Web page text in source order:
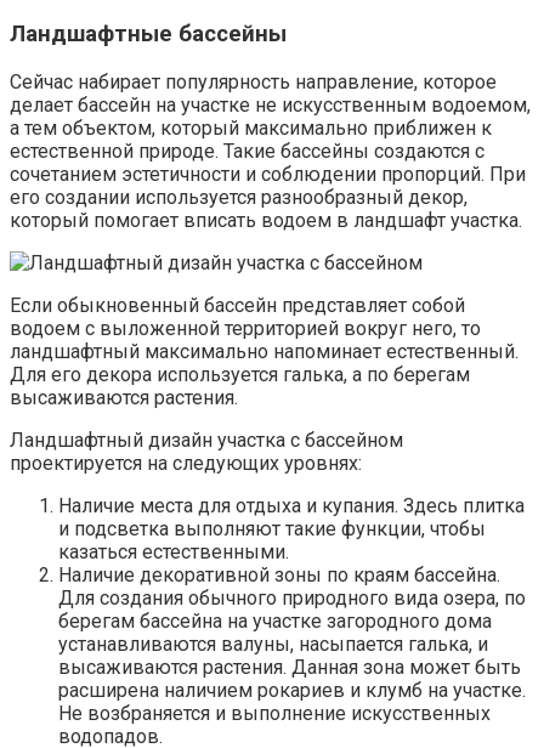
Ландшафтные бассейны
Сейчас набирает популярность направление, которое
делает бассейн на участке не искусственным водоемом,
а тем объектом, который максимально приближен к
естественной природе. Такие бассейны создаются с
сочетанием эстетичности и соблюдении пропорций. При
его создании используется разнообразный декор,
который помогает вписать водоем в ландшафт участка.
Если обыкновенный бассейн представляет собой
водоем с выложенной территорией вокруг него, то
ландшафтный максимально напоминает естественный.
Для его декора используется галька, а по берегам
высаживаются растения.
Ландшафтный дизайн участка с бассейном
проектируется на следующих уровнях:
Наличие места для отдыха и купания. Здесь плитка
и подсветка выполняют такие функции, чтобы
казаться естественными.
Наличие декоративной зоны по краям бассейна.
Для создания обычного природного вида озера, по
берегам бассейна на участке загородного дома
устанавливаются валуны, насыпается галька, и
высаживаются растения. Данная зона может быть
расширена наличием рокариев и клумб на участке.
Не возбраняется и выполнение искусственных
водопадов.